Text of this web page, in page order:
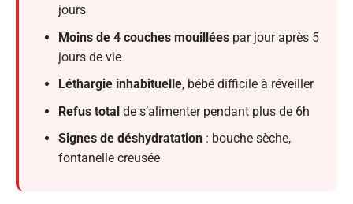
jours
Moins de 4 couches mouillées par jour après 5
jours de vie
Léthargie inhabituelle, bébé difficile à réveiller
Refus total de s’alimenter pendant plus de 6h
Signes de déshydratation : bouche sèche,
fontanelle creusée